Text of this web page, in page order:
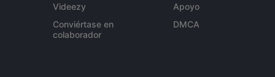
Videezy
Conviértase en
colaborador
Apoyo
DMCA